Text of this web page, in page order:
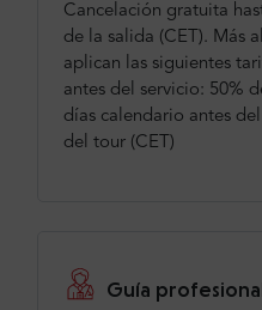
Cancelación gratuita
de la salida (CET). Más
aplican las siguientes
antes del servicio: 50%
días calendario antes
del tour (CET)
Guía